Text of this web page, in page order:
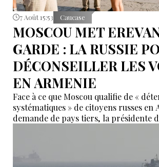
7 Août 15:53 Caucase
MOSCOU MET
GARDE : LA RUSSIE
DÉCONSEILLER LES
EN ARMENIE
Face à ce que Moscou qualifie de «
systématiques » de citoyens russes en
demande de pays tiers, la présidente
ressortissants de renoncer aux